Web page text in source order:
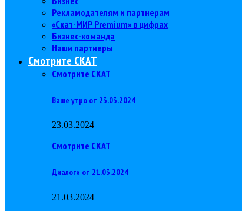
Рекламодателям и партнерам
«Скат-МИР Premium» в цифрах
Бизнес-команда
Наши партнеры
Смотрите СКАТ
Смотрите СКАТ
Ваше утро от 23.03.2024
23.03.2024
Смотрите СКАТ
Диалоги от 21.03.2024
21.03.2024